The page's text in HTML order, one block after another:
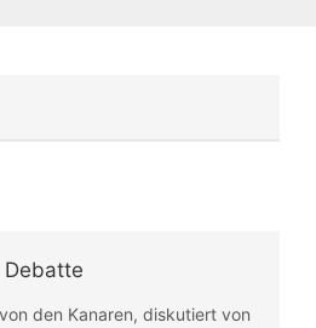
den Kanaren, diskutiert von